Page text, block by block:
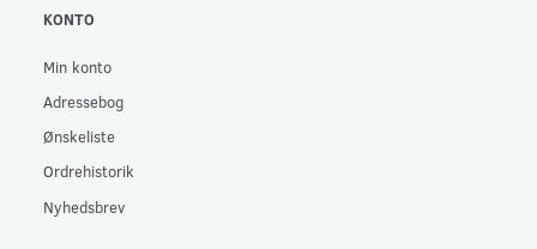
KONTO
Min konto
Adressebog
Ønskeliste
Ordrehistorik
Nyhedsbrev